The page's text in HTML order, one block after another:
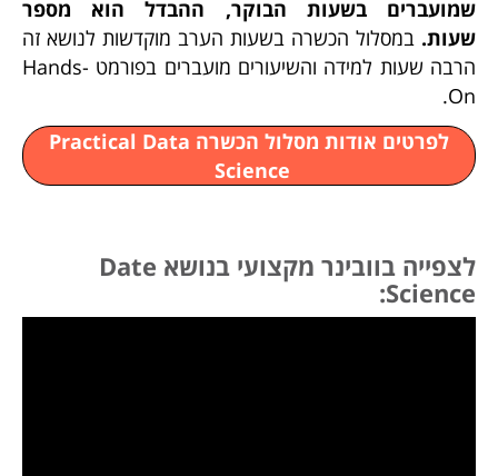
שמועברים בשעות הבוקר, ההבדל הוא מספר
שעות. במסלול הכשרה בשעות הערב מוקדשות לנושא זה
הרבה שעות למידה והשיעורים מועברים בפורמט Hands-
On.
לפרטים אודות מסלול הכשרה Practical Data
Science
לצפייה בוובינר מקצועי בנושא Date
Science: